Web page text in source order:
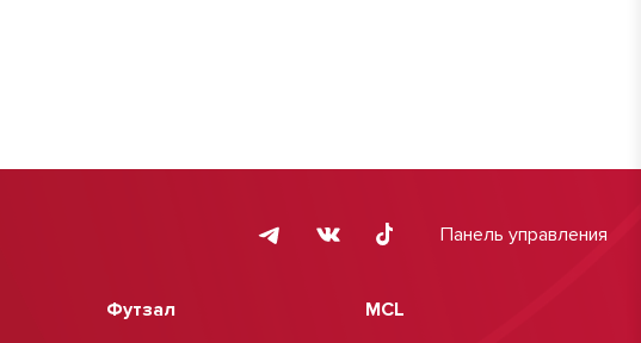
Панель управления
Футзал MCL